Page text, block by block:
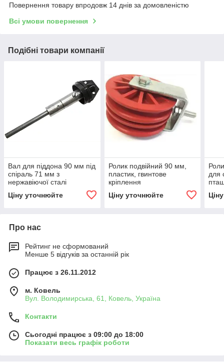
Повернення товару впродовж 14 днів за домовленістю
Всі умови повернення
Подібні товари компанії
Вал для піддона 90 мм під
спіраль 71 мм з
нержавіючої сталі
Ціну уточнюйте
Ролик подвійний 90 мм,
пластик, гвинтове
кріплення
Ціну уточнюйте
для
Про нас
Рейтинг не сформований
Менше 5 відгуків за останній рік
Працює з 26.11.2012
м. Ковель
Вул. Володимирська, 61, Ковель, Україна
Контакти
Сьогодні працює з 09:00 до 18:00
Показати весь графік роботи